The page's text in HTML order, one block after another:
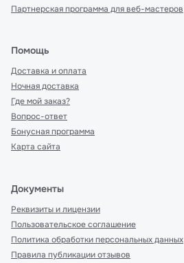
Партнерская программа для веб-мастеров
Помощь
Доставка и оплата
Ночная доставка
Где мой заказ?
Вопрос-ответ
Бонусная программа
Карта сайта
Документы
Реквизиты и лицензии
Пользовательское соглашение
Политика обработки персональных данных
Правила публикации отзывов